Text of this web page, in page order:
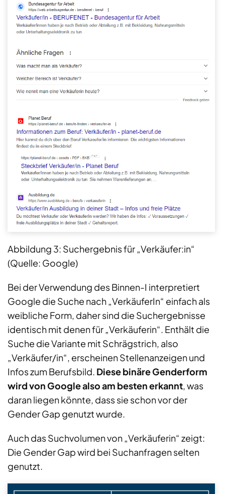
Abbildung 3: Suchergebnis für „Verkäufer:in“
(Quelle: Google)
Bei der Verwendung des Binnen-I interpretiert
Google die Suche nach „VerkäuferIn“ einfach als
weibliche Form, daher sind die Suchergebnisse
identisch mit denen für „Verkäuferin“. Enthält die
Suche die Variante mit Schrägstrich, also
„Verkäufer/in“, erscheinen Stellenanzeigen und
Infos zum Berufsbild. Diese binäre Genderform
wird von Google also am besten erkannt, was
daran liegen könnte, dass sie schon vor der
Gender Gap genutzt wurde.
Auch das Suchvolumen von „Verkäuferin“ zeigt:
Die Gender Gap wird bei Suchanfragen selten
genutzt.